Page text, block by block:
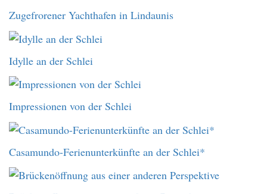
Zugefrorener Yachthafen in Lindaunis
Idylle an der Schlei
Impressionen von der Schlei
Casamundo-Ferienunterkünfte an der Schlei*